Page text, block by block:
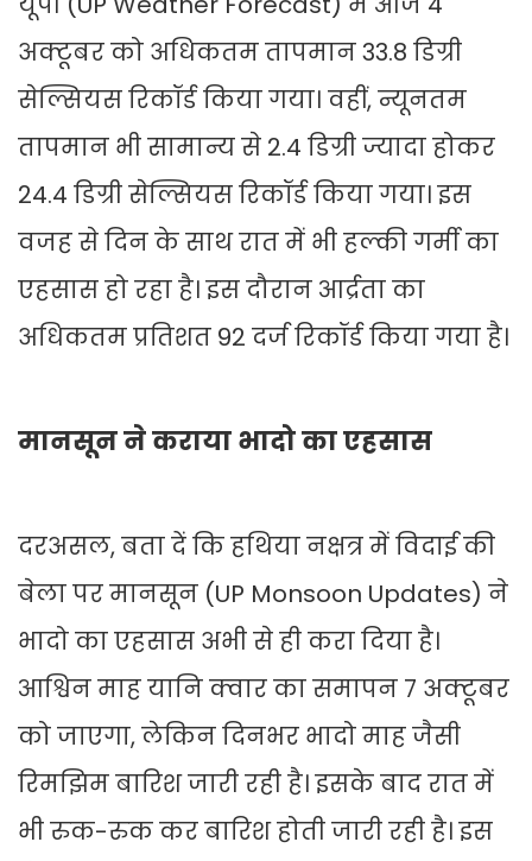
अक्टूबर को अधिकतम तापमान 33.8 डिग्री
सेल्सियस रिकॉर्ड किया गया। वहीं, न्यूनतम
तापमान भी सामान्य से 2.4 डिग्री ज्यादा होकर
24.4 डिग्री सेल्सियस रिकॉर्ड किया गया। इस
वजह से दिन के साथ रात में भी हल्की गर्मी का
एहसास हो रहा है। इस दौरान आर्द्रता का
अधिकतम प्रतिशत 92 दर्ज रिकॉर्ड किया गया है।
मानसून ने कराया भादो का एहसास
दरअसल, बता दें कि हथिया नक्षत्र में विदाई की
बेला पर मानसून (UP Monsoon Updates) ने
भादो का एहसास अभी से ही करा दिया है।
आश्विन माह यानि क्वार का समापन 7 अक्टूबर
को जाएगा, लेकिन दिनभर भादो माह जैसी
रिमझिम बारिश जारी रही है। इसके बाद रात में
भी रुक-रुक कर बारिश होती जारी रही है। इस